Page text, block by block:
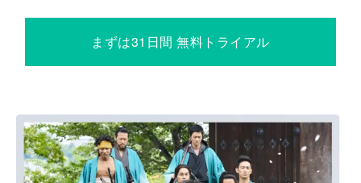
まずは31日間 無料トライアル